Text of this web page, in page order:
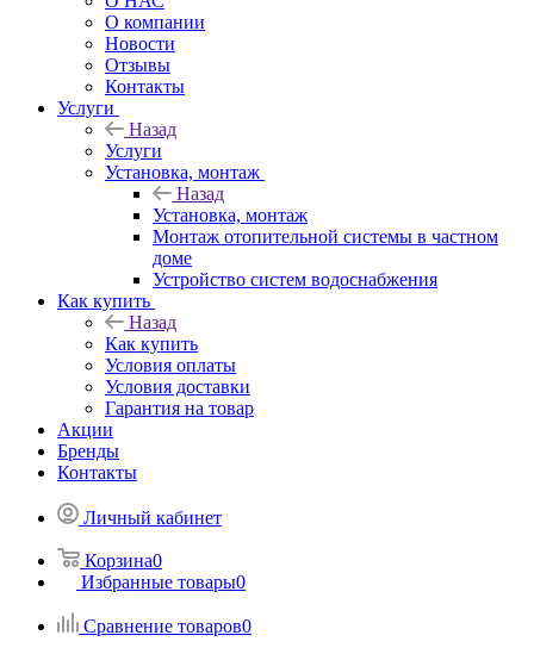
О компании
Новости
Отзывы
Контакты
Услуги
Назад
Услуги
Установка, монтаж
Назад
Установка, монтаж
Монтаж отопительной системы в частном
доме
Устройство систем водоснабжения
Как купить
Назад
Как купить
Условия оплаты
Условия доставки
Гарантия на товар
Акции
Бренды
Контакты
Личный кабинет
Корзина0
Избранные товары0
Сравнение товаров0